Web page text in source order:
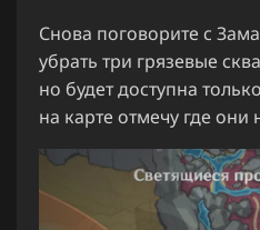
Снова поговорите с
убрать три грязевые
но будет доступна
на карте отмечу где они